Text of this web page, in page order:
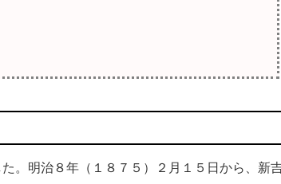
。明治８年（１８７５）２月１５日から、新